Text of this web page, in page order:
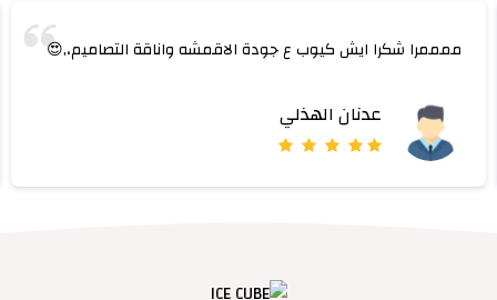
ممممرا شكرا ايش كيوب ع جودة الاقمشه واناقة التصاميم،,😍
عدنان الهذلي